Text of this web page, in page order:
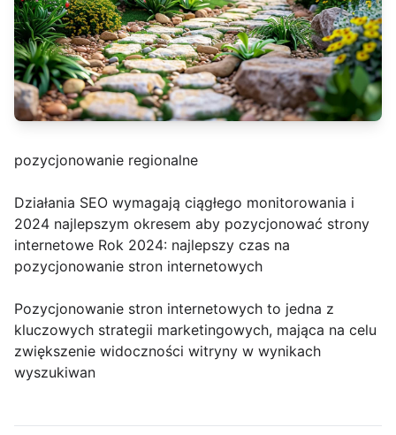
pozycjonowanie regionalne
Działania SEO wymagają ciągłego monitorowania i
2024 najlepszym okresem aby pozycjonować strony
internetowe Rok 2024: najlepszy czas na
pozycjonowanie stron internetowych
Pozycjonowanie stron internetowych to jedna z
kluczowych strategii marketingowych, mająca na celu
zwiększenie widoczności witryny w wynikach
wyszukiwan